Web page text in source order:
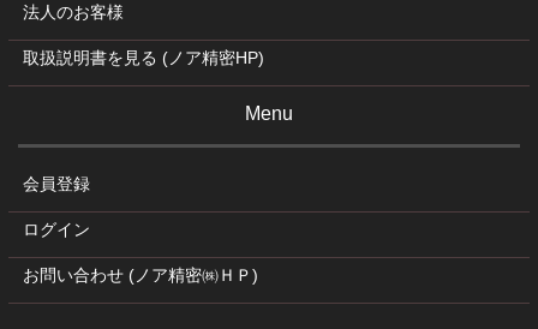
法人のお客様
取扱説明書を見る (ノア精密HP)
Menu
会員登録
ログイン
お問い合わせ (ノア精密㈱ＨＰ)